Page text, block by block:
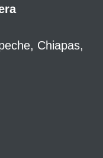
Chiapas,